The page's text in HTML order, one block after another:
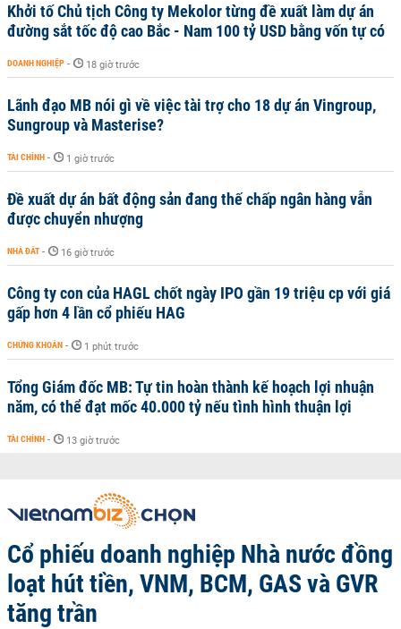
Khởi tố Chủ tịch Công ty Mekolor từng đề xuất làm dự án
đường sắt tốc độ cao Bắc - Nam 100 tỷ USD bằng vốn tự có
DOANH NGHIỆP - 18 giờ trước
Lãnh đạo MB nói gì về việc tài trợ cho 18 dự án Vingroup,
Sungroup và Masterise?
TÀI CHÍNH - 1 giờ trước
Đề xuất dự án bất động sản đang thế chấp ngân hàng vẫn
được chuyển nhượng
NHÀ ĐẤT - 16 giờ trước
Công ty con của HAGL chốt ngày IPO gần 19 triệu cp với giá
gấp hơn 4 lần cổ phiếu HAG
CHỨNG KHOÁN - 1 phút trước
Tổng Giám đốc MB: Tự tin hoàn thành kế hoạch lợi nhuận
năm, có thể đạt mốc 40.000 tỷ nếu tình hình thuận lợi
TÀI CHÍNH - 13 giờ trước
Cổ phiếu doanh nghiệp Nhà nước đồng
loạt hút tiền, VNM, BCM, GAS và GVR
tăng trần